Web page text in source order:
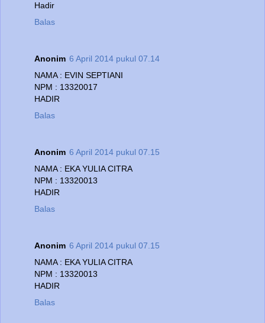
Hadir
Balas
Anonim 6 April 2014 pukul 07.14
NAMA : EVIN SEPTIANI
NPM : 13320017
HADIR
Balas
Anonim 6 April 2014 pukul 07.15
NAMA : EKA YULIA CITRA
NPM : 13320013
HADIR
Balas
Anonim 6 April 2014 pukul 07.15
NAMA : EKA YULIA CITRA
NPM : 13320013
HADIR
Balas